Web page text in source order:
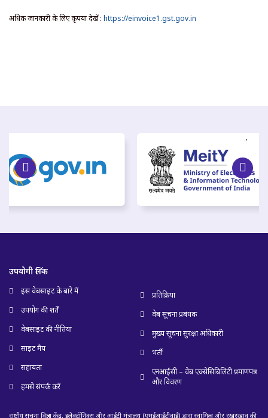
अधिक जानकारी के लिए कृपया देखें : https://einvoice1.gst.gov.in
उपयोगी लिंक
इस वेबसाइट के बारे में
उपयोग की शर्तें
वेबसाइट की नीतियां
साइट मैप
सहायता
हमसे संपर्क करें
प्रतिक्रिया
वेब सूचना प्रबंधक
मुख्य सूचना सुरक्षा अधिकारी
भर्ती
एनआईसी – वेब एक्सेसिबिलिटी प्रमाणपत्र
और विवरण
राष्ट्रीय सूचना विज्ञान केंद्र, इलेक्ट्रॉनिक्स और आईटी मंत्रालय (एमईआईटीवाई) द्वारा स्वामित्व और रखरखाव की